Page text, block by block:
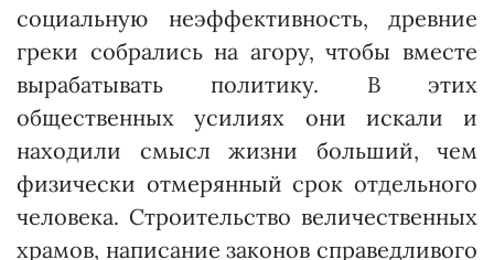
социальную неэффективность, древние
греки собрались на агору, чтобы вместе
вырабатывать политику. В этих
общественных усилиях они искали и
находили смысл жизни больший, чем
физически отмерянный срок отдельного
человека. Строи­тельство величественных
храмов, написание законов справедливого